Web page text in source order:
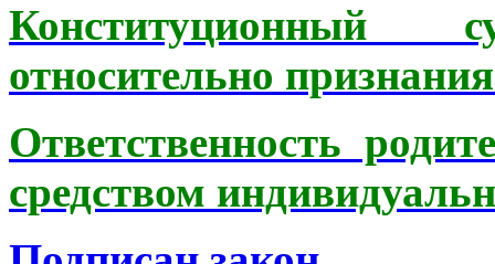
Конституционный
относительно
Ответственность
средством